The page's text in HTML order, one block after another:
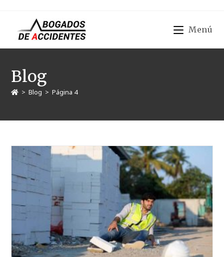
Menú
Blog
> Blog > Página 4